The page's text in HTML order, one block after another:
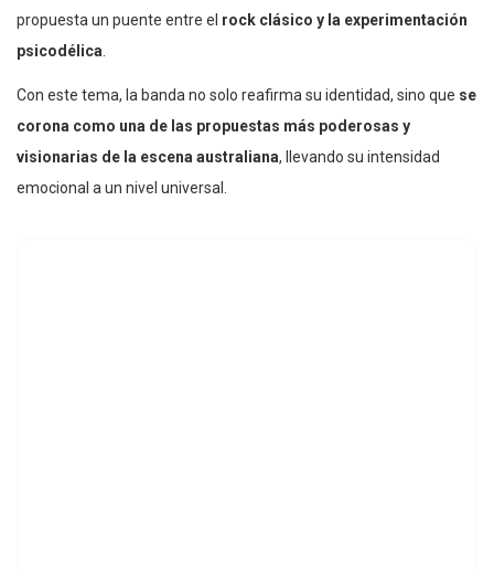
propuesta un puente entre el rock clásico y la experimentación
psicodélica
Con este tema, la banda no solo reafirma su identidad, sino que se
corona como una de las propuestas más poderosas y
visionarias de la escena australiana, llevando su intensidad
emocional a un nivel universal.